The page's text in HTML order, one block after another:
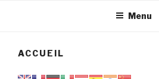
PERFORMANCE
Menu
ACCUEIL